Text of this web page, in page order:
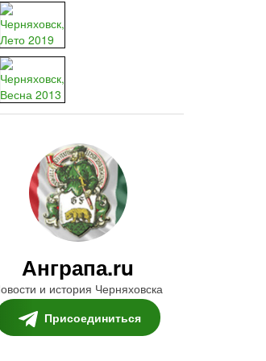
Анграпа.ru
и история Черняховска
Присоединиться